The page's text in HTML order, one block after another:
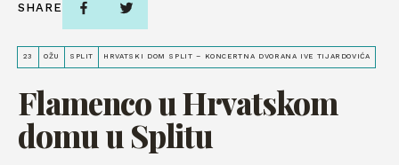
23 OŽU SPLIT HRVATSKI DOM SPLIT – KONCERTNA DVORANA IVE TIJARDOVIĆA
Flamenco u Hrvatskom
domu u Splitu
SHARE